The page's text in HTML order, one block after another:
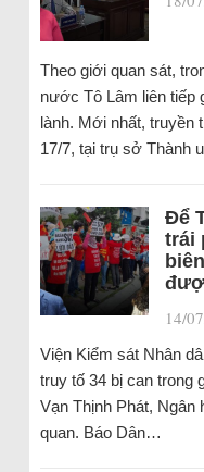
Theo giới quan sát,
nước Tô Lâm liên tiếp
lành. Mới nhất, truyền
17/7, tại trụ sở Thành
Để
trái
14/
Viện Kiểm sát Nhân
truy tố 34 bị can trong
Vạn Thịnh Phát, Ngân
quan. Báo Dân…